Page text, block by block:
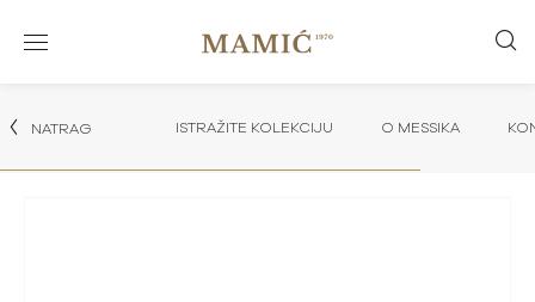
NATRAG ISTRAŽITE KOLEKCIJU O MESSIKA